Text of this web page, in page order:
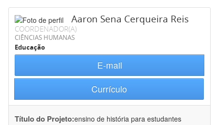
Aaron Sena Cerqueira Reis
COORDENADOR(A)
CIÊNCIAS HUMANAS
Educação
E-mail
Currículo
Título do Projeto:ensino de história para estudantes